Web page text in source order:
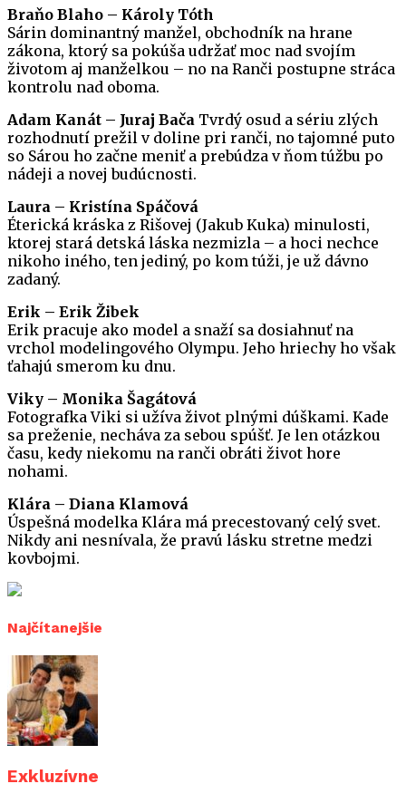
Braňo Blaho – Károly Tóth
Sárin dominantný manžel, obchodník na hrane
zákona, ktorý sa pokúša udržať moc nad svojím
životom aj manželkou – no na Ranči postupne stráca
kontrolu nad oboma.
Adam Kanát – Juraj Bača Tvrdý osud a sériu zlých
rozhodnutí prežil v doline pri ranči, no tajomné puto
so Sárou ho začne meniť a prebúdza v ňom túžbu po
nádeji a novej budúcnosti.
Laura – Kristína Spáčová
Éterická kráska z Rišovej (Jakub Kuka) minulosti,
ktorej stará detská láska nezmizla – a hoci nechce
nikoho iného, ten jediný, po kom túži, je už dávno
zadaný.
Erik – Erik Žibek
Erik pracuje ako model a snaží sa dosiahnuť na
vrchol modelingového Olympu. Jeho hriechy ho však
ťahajú smerom ku dnu.
Viky – Monika Šagátová
Fotografka Viki si užíva život plnými dúškami. Kade
sa preženie, necháva za sebou spúšť. Je len otázkou
času, kedy niekomu na ranči obráti život hore
nohami.
Klára – Diana Klamová
Úspešná modelka Klára má precestovaný celý svet.
Nikdy ani nesnívala, že pravú lásku stretne medzi
kovbojmi.
Najčítanejšie
Exkluzívne